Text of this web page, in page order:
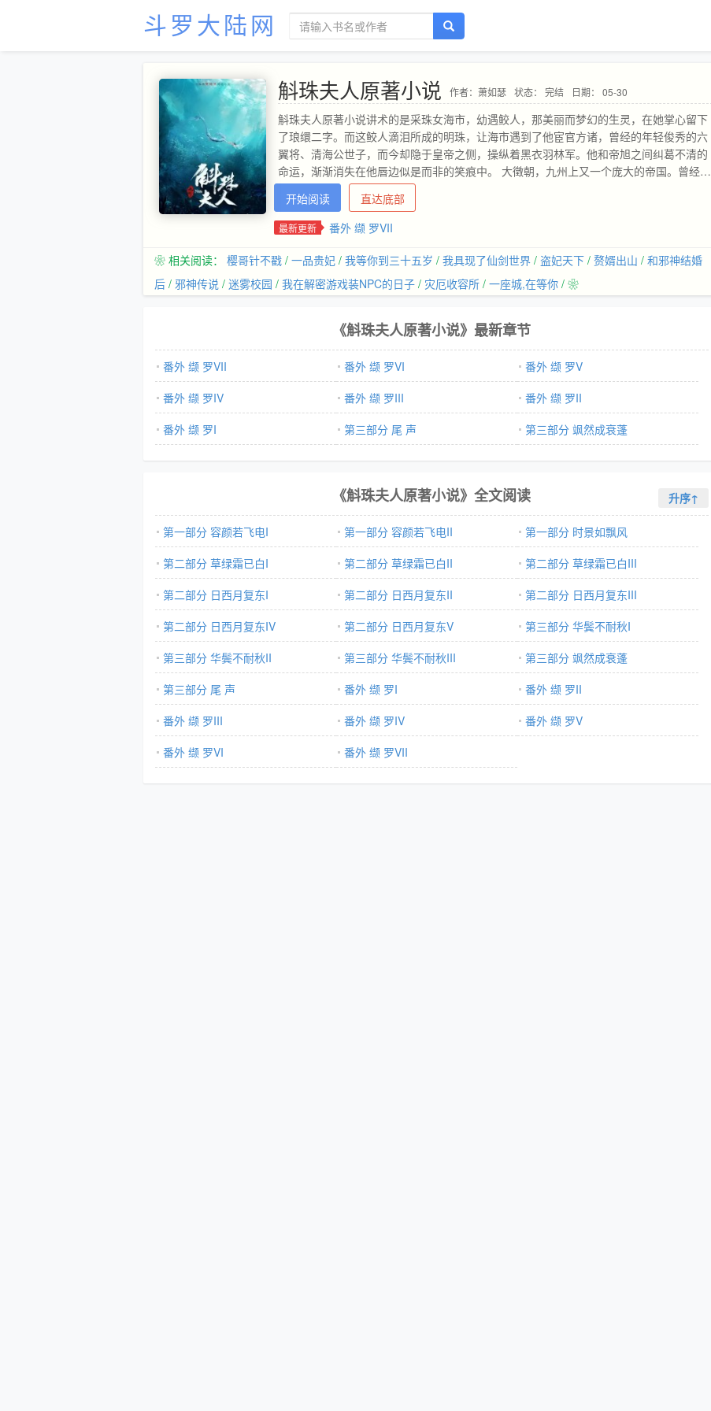
斗罗大陆网
斛珠夫人原著小说 作者：萧如瑟 状态： 完结 日期： 05-30
斛珠夫人原著小说讲术的是采珠女海市，幼遇鲛人，那美丽而梦幻的生灵，在她掌心留下
了琅缳二字。而这鲛人滴泪所成的明珠，让海市遇到了他宦官方诸，曾经的年轻俊秀的六
翼将、清海公世子，而今却隐于皇帝之侧，操纵着黑衣羽林军。他和帝旭之间纠葛不清的
命运，渐渐消失在他唇边似是而非的笑痕中。 大徵朝，九州上又一个庞大的帝国。曾经的
内乱夺去了年轻皇帝褚仲旭所有要守护的东西，所谓百姓和国家，只不过是他要求解脱的
工具。遭人痛恨也好，被亲兄弟背叛也好，一切都已经不再重要。他自己创造的太平盛
世，要自己毁去。 万骑奔流，旌旗变幻，这一世波澜壮阔，终将成就倾国的传奇。而那晶
开始阅读 直达底部
最新更新 番外 缬 罗VII
❀ 相关阅读： 樱哥针不戳 / 一品贵妃 / 我等你到三十五岁 / 我具现了仙剑世界 / 盗妃天下 / 赘婿出山 / 和邪神结婚
后 / 邪神传说 / 迷雾校园 / 我在解密游戏装NPC的日子 / 灾厄收容所 / 一座城,在等你 / ❀
《斛珠夫人原著小说》最新章节
番外 缬 罗VII 番外 缬 罗VI
番外 缬 罗V
番外 缬 罗IV
番外 缬 罗III
番外 缬 罗II
番外 缬 罗I
第三部分 尾 声 第三部分 飒然成衰蓬
《斛珠夫人原著小说》全文阅读 升序↑
第一部分 容颜若飞电I 第一部分 容颜若飞电II
第一部分 时景如飘风
第二部分 草绿霜已白I
第二部分 草绿霜已白II
第二部分 草绿霜已白III
第二部分 日西月复东I
第二部分 日西月复东II
第二部分 日西月复东III
第二部分 日西月复东IV
第二部分 日西月复东V
第三部分 华鬓不耐秋I
第三部分 华鬓不耐秋II
第三部分 华鬓不耐秋III
第三部分 飒然成衰蓬
第三部分 尾 声
番外 缬 罗I
番外 缬 罗II
番外 缬 罗III
番外 缬 罗IV
番外 缬 罗V
番外 缬 罗VI
番外 缬 罗VII